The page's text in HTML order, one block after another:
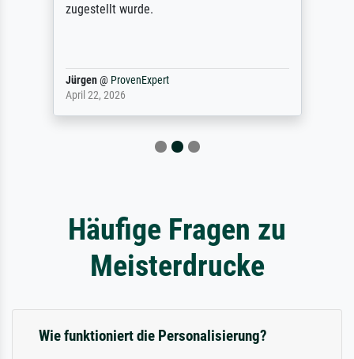
zugestellt wurde.
Jürgen@ ProvenExpert
April 22, 2026
Häufige Fragen zu
Meisterdrucke
Wie funktioniert die Personalisierung?